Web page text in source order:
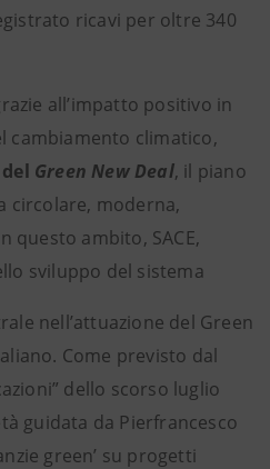
ricavi per oltre 340
all’impatto positivo in
cambiamento climatico,
Green New Deal, il piano
circolare, moderna,
questo ambito, SACE,
sviluppo del sistema
nell’attuazione del Green
Come previsto dal
dello scorso luglio
guidata da Pierfrancesco
green’ su progetti